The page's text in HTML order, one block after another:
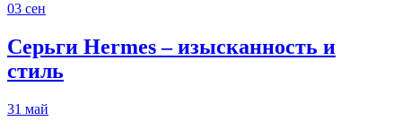
03 сен
Серьги Hermes – изысканность и
стиль
31 май